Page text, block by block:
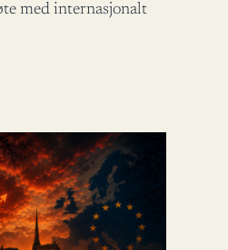
med internasjonalt